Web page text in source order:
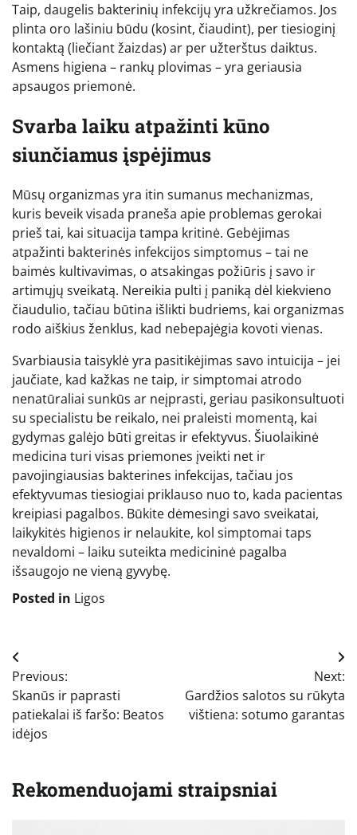
Taip, daugelis bakterinių infekcijų yra užkrečiamos. Jos
plinta oro lašiniu būdu (kosint, čiaudint), per tiesioginį
kontaktą (liečiant žaizdas) ar per užterštus daiktus.
Asmens higiena – rankų plovimas – yra geriausia
apsaugos priemonė.
Svarba laiku atpažinti kūno
siunčiamus įspėjimus
Mūsų organizmas yra itin sumanus mechanizmas,
kuris beveik visada praneša apie problemas gerokai
prieš tai, kai situacija tampa kritinė. Gebėjimas
atpažinti bakterinės infekcijos simptomus – tai ne
baimės kultivavimas, o atsakingas požiūris į savo ir
artimųjų sveikatą. Nereikia pulti į paniką dėl kiekvieno
čiaudulio, tačiau būtina išlikti budriems, kai organizmas
rodo aiškius ženklus, kad nebepajėgia kovoti vienas.
Svarbiausia taisyklė yra pasitikėjimas savo intuicija – jei
jaučiate, kad kažkas ne taip, ir simptomai atrodo
nenatūraliai sunkūs ar neįprasti, geriau pasikonsultuoti
su specialistu be reikalo, nei praleisti momentą, kai
gydymas galėjo būti greitas ir efektyvus. Šiuolaikinė
medicina turi visas priemones įveikti net ir
pavojingiausias bakterines infekcijas, tačiau jos
efektyvumas tiesiogiai priklauso nuo to, kada pacientas
kreipiasi pagalbos. Būkite dėmesingi savo sveikatai,
laikykitės higienos ir nelaukite, kol simptomai taps
nevaldomi – laiku suteikta medicininė pagalba
išsaugojo ne vieną gyvybę.
Posted in Ligos
Navigacija
tarp
įrašų
Previous:
Skanūs ir paprasti
patiekalai iš faršo: Beatos
idėjos
Next:
Gardžios salotos su rūkyta
vištiena: sotumo garantas
Rekomenduojami straipsniai